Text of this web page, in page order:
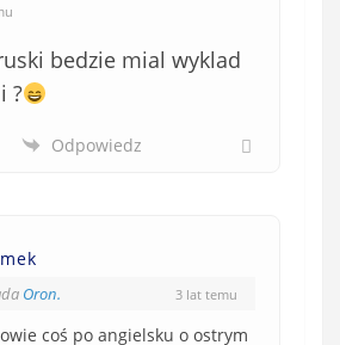
bedzie mial wyklad
?
Odpowiedz
Oron. 3 lat temu
coś po angielsku o ostrym